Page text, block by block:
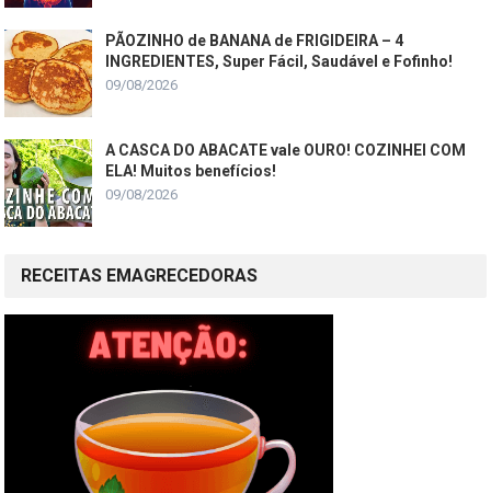
PÃOZINHO de BANANA de FRIGIDEIRA – 4
INGREDIENTES, Super Fácil, Saudável e Fofinho!
09/08/2026
A CASCA DO ABACATE vale OURO! COZINHEI COM
ELA! Muitos benefícios!
09/08/2026
RECEITAS EMAGRECEDORAS